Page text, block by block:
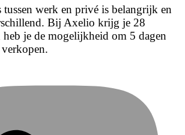
tussen werk en privé is belangrijk en
Bij Axelio krijg je 28
heb je de mogelijkheid om 5 dagen